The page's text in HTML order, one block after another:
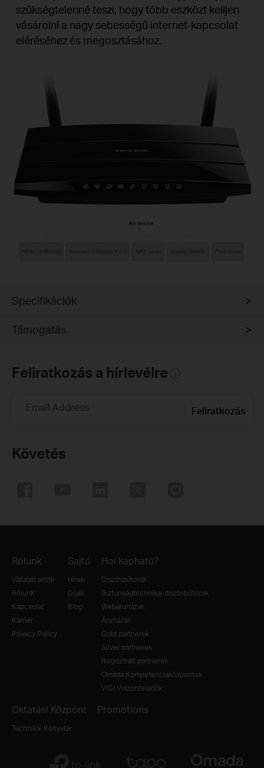
szükségtelenné teszi, hogy több eszközt kelljen
vásárolni a nagy sebességű internet-kapcsolat
eléréséhez és megosztásához.
Specifikációk
Támogatás
Feliratkozás a hírlevélre
Email Address Feliratkozás
Követés
Rólunk
Vállalati profil
Rólunk
Kapcsolat
Karrier
Privacy Policy
Sajtó
Hírek
Díjak
Blog
Hol kapható?
Disztribútorok
Biztonságtechnikai disztribútorok
Webáruházak
Áruházak
Gold partnerek
Silver partnerek
Regisztrált partnerek
Omada Kompetenciaközpontok
VIGI Viszonteladók
Oktatási Központ
Technikai Könyvtár
Promotions